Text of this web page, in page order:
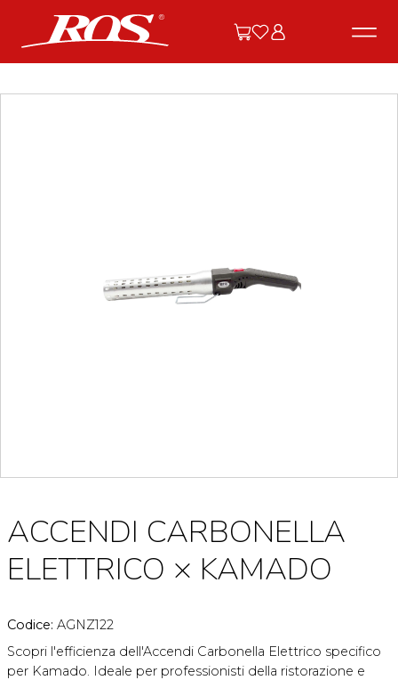
ACCENDI CARBONELLA
ELETTRICO × KAMADO
Codice: AGNZ122
Scopri l'efficienza dell'Accendi Carbonella Elettrico specifico
per Kamado. Ideale per professionisti della ristorazione e